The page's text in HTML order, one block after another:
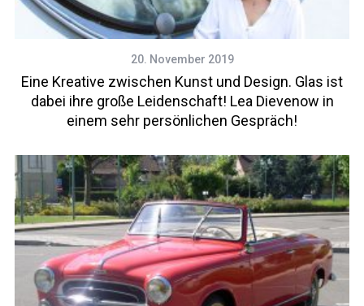
20. November 2019
Eine Kreative zwischen Kunst und Design. Glas ist
dabei ihre große Leidenschaft! Lea Dievenow in
einem sehr persönlichen Gespräch!